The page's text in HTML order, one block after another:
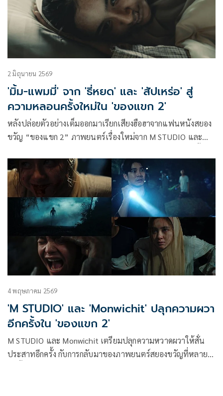
2 มิถุนายน 2569
'มิ้ม-แพมมี่' จาก 'ธี่หยด' และ 'สัปเหร่อ' สู่
ความหลอนครั้งใหม่ใน 'ของแขก 2'
หลังปล่อยตัวอย่างเต็มออกมาเรียกเสียงฮือฮาจากแฟนหนังสยอง
ขวัญ “ของแขก 2” ภาพยนตร์เรื่องใหม่จาก M STUDIO และ
แรกของ 2 นักแสดงหญิงที่แฟนหนังผีไทยคุ้นเคยเป็นอย่างดี
“มิ้ม-รัตนวดี วงศ์ทอง” จากบท “แย้ม” ในภาพยนตร์ “ธี่หยด”
และ “แพมมี่-สุธิดา บัวติก” จากบท “ผีใบข้าว” ในภาพยนตร์
“สัปเหร่อ” ที่ครั้งนี้ทั้งคู่กลับมาพร้อมบทบาทใหม่ในเรื่องราว
สยองขวัญที่พาผู้ชมดำดิ่งสู่โลกของญินและความลี้ลับแห่งเขาบู
4 พฤษภาคม 2569
'M STUDIO' และ 'Monwichit' ปลุกความผวา
อีกครั้งใน 'ของแขก 2'
M STUDIO และ Monwichit เตรียมปลุกความหวาดผวาให้สั่น
ประสาทอีกครั้ง กับการกลับมาของภาพยนตร์สยองขวัญที่หลาย